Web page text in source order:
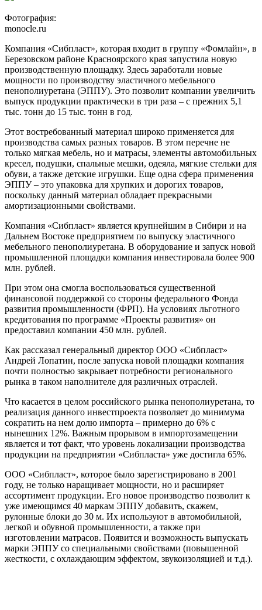
Фотография:
monocle.ru
Компания «Сибпласт», которая входит в группу «Фомлайн», в
Березовском районе Красноярского края запустила новую
производственную площадку. Здесь заработали новые
мощности по производству эластичного мебельного
пенополиуретана (ЭППУ). Это позволит компании увеличить
выпуск продукции практически в три раза – с прежних 5,1
тыс. тонн до 15 тыс. тонн в год.
Этот востребованный материал широко применяется для
производства самых разных товаров. В этом перечне не
только мягкая мебель, но и матрасы, элементы автомобильных
кресел, подушки, спальные мешки, одеяла, мягкие стельки для
обуви, а также детские игрушки. Еще одна сфера применения
ЭППУ – это упаковка для хрупких и дорогих товаров,
поскольку данный материал обладает прекрасными
амортизационными свойствами.
Компания «Сибпласт» является крупнейшим в Сибири и на
Дальнем Востоке предприятием по выпуску эластичного
мебельного пенополиуретана. В оборудование и запуск новой
промышленной площадки компания инвестировала более 900
млн. рублей.
При этом она смогла воспользоваться существенной
финансовой поддержкой со стороны федерального Фонда
развития промышленности (ФРП). На условиях льготного
кредитования по программе «Проекты развития» он
предоставил компании 450 млн. рублей.
Как рассказал генеральный директор ООО «Сибпласт»
Андрей Лопатин, после запуска новой площадки компания
почти полностью закрывает потребности регионального
рынка в таком наполнителе для различных отраслей.
Что касается в целом российского рынка пенополиуретана, то
реализация данного инвестпроекта позволяет до минимума
сократить на нем долю импорта – примерно до 6% с
нынешних 12%. Важным прорывом в импортозамещении
является и тот факт, что уровень локализации производства
продукции на предприятии «Сибпласта» уже достигла 65%.
ООО «Сибпласт», которое было зарегистрировано в 2001
году, не только наращивает мощности, но и расширяет
ассортимент продукции. Его новое производство позволит к
уже имеющимся 40 маркам ЭППУ добавить, скажем,
рулонные блоки до 30 м. Их используют в автомобильной,
легкой и обувной промышленности, а также при
изготовлении матрасов. Появится и возможность выпускать
марки ЭППУ со специальными свойствами (повышенной
жесткости, с охлаждающим эффектом, звукоизоляцией и т.д.).